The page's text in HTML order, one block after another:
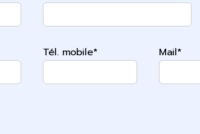
Tél. mobile* Mail*